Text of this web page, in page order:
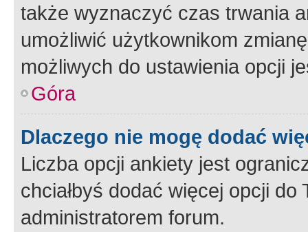
także wyznaczyć czas trwania
umożliwić użytkownikom
możliwych do ustawienia opcji
Góra
Dlaczego nie mogę dodać
Liczba opcji ankiety jest
chciałbyś dodać więcej opcji
administratorem forum.